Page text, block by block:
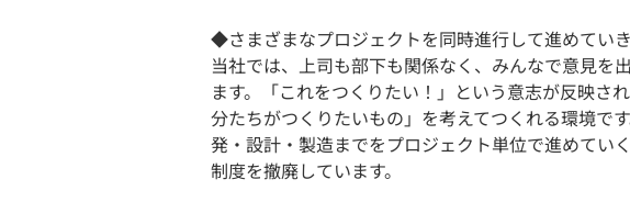
◆さまざまなプロジェクトを同時進行して進めていき
当社では、上司も部下も関係なく、みんなで意見を
ます。「これをつくりたい！」という意志が反映さ
分たちがつくりたいもの」を考えてつくれる環境で
発・設計・製造までをプロジェクト単位で進めてい
制度を撤廃しています。